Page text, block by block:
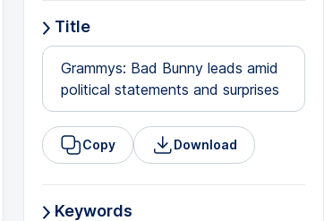
Title
Grammys: Bad Bunny leads amid
political statements and surprises
Copy Download
Keywords